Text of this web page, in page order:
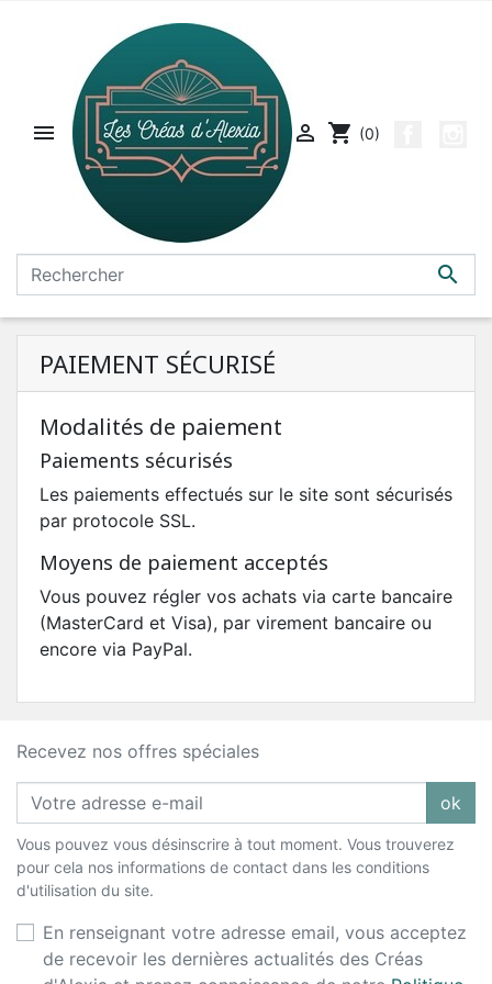


 shopping_cart (0)
PAIEMENT SÉCURISÉ
Modalités de paiement
Paiements sécurisés
Les paiements effectués sur le site sont sécurisés
par protocole SSL.
Moyens de paiement acceptés
Vous pouvez régler vos achats via carte bancaire
(MasterCard et Visa), par virement bancaire ou
encore via PayPal.
Recevez nos offres spéciales
ok
Vous pouvez vous désinscrire à tout moment. Vous trouverez
pour cela nos informations de contact dans les conditions
d'utilisation du site.
En renseignant votre adresse email, vous acceptez
de recevoir les dernières actualités des Créas